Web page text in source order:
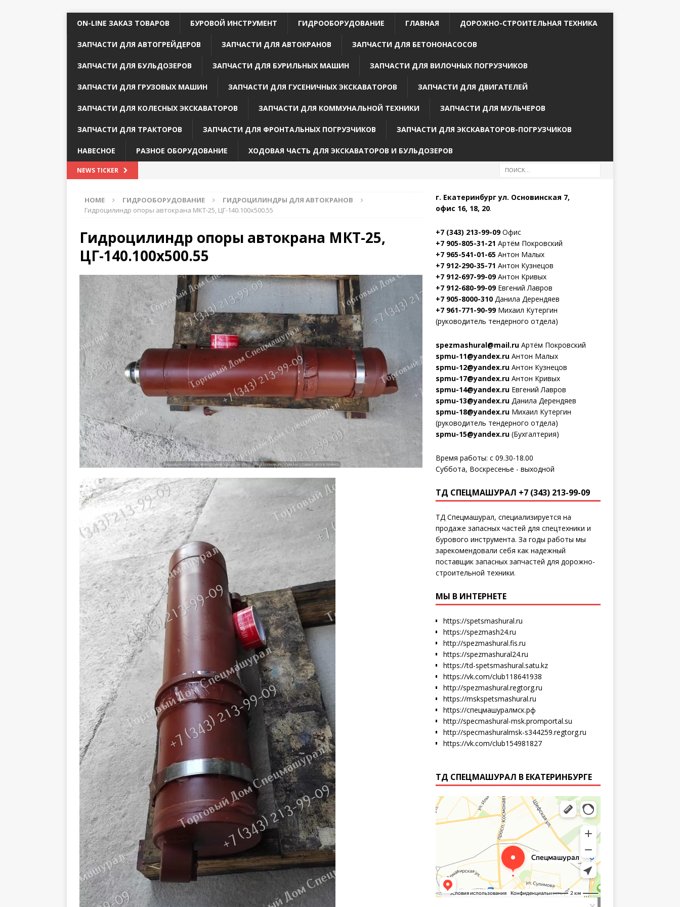
ON-LINE ЗАКАЗ ТОВАРОВ БУРОВОЙ ИНСТРУМЕНТ ГИДРООБОРУДОВАНИЕ ГЛАВНАЯ ДОРОЖНО-СТРОИТЕЛЬНАЯ ТЕХНИКА
ЗАПЧАСТИ ДЛЯ АВТОГРЕЙДЕРОВ ЗАПЧАСТИ ДЛЯ АВТОКРАНОВ ЗАПЧАСТИ ДЛЯ БЕТОНОНАСОСОВ
ЗАПЧАСТИ ДЛЯ БУЛЬДОЗЕРОВ ЗАПЧАСТИ ДЛЯ БУРИЛЬНЫХ МАШИН ЗАПЧАСТИ ДЛЯ ВИЛОЧНЫХ ПОГРУЗЧИКОВ
ЗАПЧАСТИ ДЛЯ ГРУЗОВЫХ МАШИН ЗАПЧАСТИ ДЛЯ ГУСЕНИЧНЫХ ЭКСКАВАТОРОВ ЗАПЧАСТИ ДЛЯ ДВИГАТЕЛЕЙ
ЗАПЧАСТИ ДЛЯ КОЛЕСНЫХ ЭКСКАВАТОРОВ ЗАПЧАСТИ ДЛЯ КОММУНАЛЬНОЙ ТЕХНИКИ ЗАПЧАСТИ ДЛЯ МУЛЬЧЕРОВ
ЗАПЧАСТИ ДЛЯ ТРАКТОРОВ ЗАПЧАСТИ ДЛЯ ФРОНТАЛЬНЫХ ПОГРУЗЧИКОВ ЗАПЧАСТИ ДЛЯ ЭКСКАВАТОРОВ-ПОГРУЗЧИКОВ
НАВЕСНОЕ РАЗНОЕ ОБОРУДОВАНИЕ ХОДОВАЯ ЧАСТЬ ДЛЯ ЭКСКАВАТОРОВ И БУЛЬДОЗЕРОВ
NEWS TICKER
HOME ГИДРООБОРУДОВАНИЕ
ГИДРОЦИЛИНДРЫ ДЛЯ АВТОКРАНОВ
Гидроцилиндр опоры автокрана МКТ-25, ЦГ-140.100х500.55
Гидроцилиндр опоры автокрана МКТ-25,
ЦГ-140.100х500.55
г. Екатеринбург ул. Основинская 7,
офис 16, 18, 20.
+7 (343) 213-99-09Офис
+7 905-805-31-21 Артём Покровский
+7 965-541-01-65Антон Малых
+7 912-290-35-71 Антон Кузнецов
+7 912-697-99-09Антон Кривых
+7 912-680-99-09Евгений Лавров
+7 905-8000-310Данила Дерендяев
+7 961-771-90-99Михаил Кутергин
(руководитель тендерного отдела)
spezmashural@mail.ruАртём Покровский
spmu-11@yandex.ruАнтон Малых
spmu-12@yandex.ruАнтон Кузнецов
spmu-17@yandex.ruАнтон Кривых
spmu-14@yandex.ruЕвгений Лавров
spmu-13@yandex.ruДанила Дерендяев
spmu-18@yandex.ruМихаил Кутергин
(руководитель тендерного отдела)
spmu-15@yandex.ru(Бухгалтерия)
Время работы: с 09.30-18.00
Суббота, Воскресенье - выходной
ТД СПЕЦМАШУРАЛ +7 (343) 213-99-09
ТД Спецмашурал, специализируется на
продаже запасных частей для спецтехники и
бурового инструмента. За годы работы мы
зарекомендовали себя как надежный
поставщик запасных запчастей для дорожно-
строительной техники.
МЫ В ИНТЕРНЕТЕ
https://spetsmashural.ru
https://spezmash24.ru
http://spezmashural.fis.ru
https://spezmashural24.ru
https://td-spetsmashural.satu.kz
https://vk.com/club118641938
http://spezmashural.regtorg.ru
https://mskspetsmashural.ru
https://спецмашуралмск.рф
http://specmashural-msk.promportal.su
http://specmashuralmsk-s344259.regtorg.ru
https://vk.com/club154981827
ТД СПЕЦМАШУРАЛ В ЕКАТЕРИНБУРГЕ